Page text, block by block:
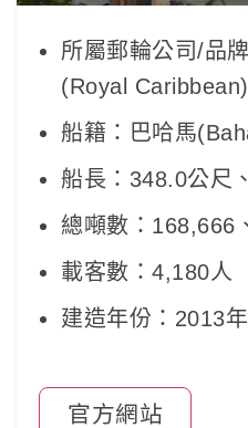
所屬郵輪公司/品
(Royal Caribbean)
船籍：巴哈馬
船長：348.0公尺
總噸數：168,666
載客數：4,180人
建造年份：2013年
官方網站